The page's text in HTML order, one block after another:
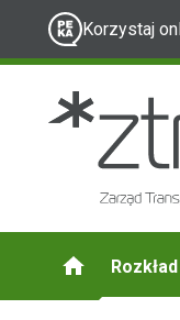
Korzystaj